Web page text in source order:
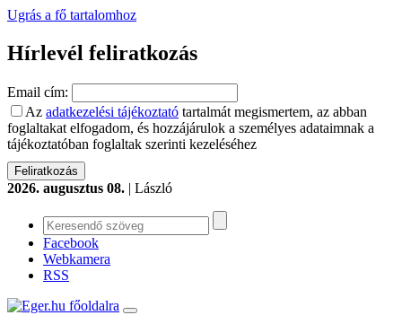
Ugrás a fő tartalomhoz
Hírlevél feliratkozás
Email cím:
Az adatkezelési tájékoztató tartalmát megismertem, az abban
foglaltakat elfogadom, és hozzájárulok a személyes adataimnak a
tájékoztatóban foglaltak szerinti kezeléséhez
2026. augusztus 08. | László
Facebook
Webkamera
RSS